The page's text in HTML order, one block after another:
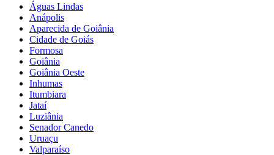
Águas Lindas
Anápolis
Aparecida de Goiânia
Cidade de Goiás
Formosa
Goiânia
Goiânia Oeste
Inhumas
Itumbiara
Jataí
Luziânia
Senador Canedo
Uruaçu
Valparaíso